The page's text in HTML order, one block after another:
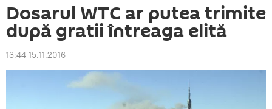
Dosarul WTC ar putea trimite
după gratii întreaga elită
13:44 15.11.2016